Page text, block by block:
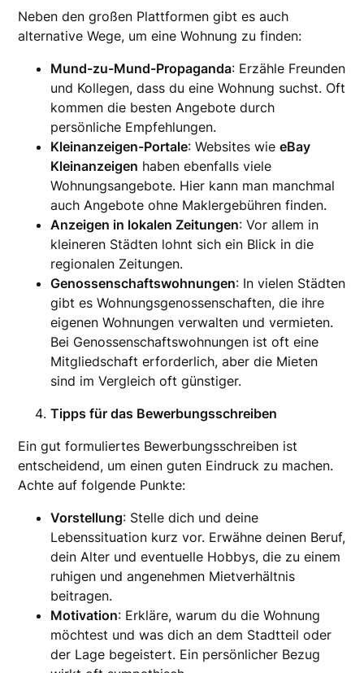
Neben den großen Plattformen gibt es auch
alternative Wege, um eine Wohnung zu finden:
Mund-zu-Mund-Propaganda: Erzähle Freunden
und Kollegen, dass du eine Wohnung suchst. Oft
kommen die besten Angebote durch
persönliche Empfehlungen.
Kleinanzeigen-Portale: Websites wieeBay
Kleinanzeigen haben ebenfalls viele
Wohnungsangebote. Hier kann man manchmal
auch Angebote ohne Maklergebühren finden.
Anzeigen in lokalen Zeitungen: Vor allem in
kleineren Städten lohnt sich ein Blick in die
regionalen Zeitungen.
Genossenschaftswohnungen: In vielen Städten
gibt es Wohnungsgenossenschaften, die ihre
eigenen Wohnungen verwalten und vermieten.
Bei Genossenschaftswohnungen ist oft eine
Mitgliedschaft erforderlich, aber die Mieten
sind im Vergleich oft günstiger.
Tipps für das Bewerbungsschreiben
Ein gut formuliertes Bewerbungsschreiben ist
entscheidend, um einen guten Eindruck zu machen.
Achte auf folgende Punkte:
Vorstellung: Stelle dich und deine
Lebenssituation kurz vor. Erwähne deinen Beruf,
dein Alter und eventuelle Hobbys, die zu einem
ruhigen und angenehmen Mietverhältnis
beitragen.
Motivation: Erkläre, warum du die Wohnung
möchtest und was dich an dem Stadtteil oder
der Lage begeistert. Ein persönlicher Bezug